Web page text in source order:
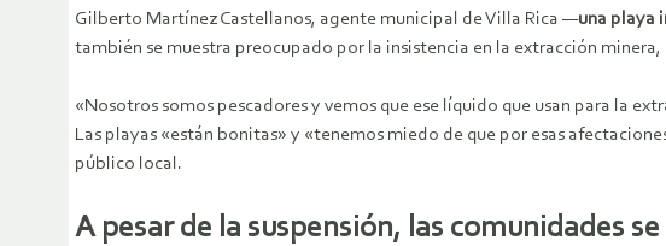
Gilberto Martínez Castellanos, agente municipal de Villa Rica —una playa
también se muestra preocupado por la insistencia en la extracción
«Nosotros somos pescadores y vemos que ese líquido que usan para la
Las playas «están bonitas» y «tenemos miedo de que por esas
público local.
A pesar de la suspensión, las comunidades